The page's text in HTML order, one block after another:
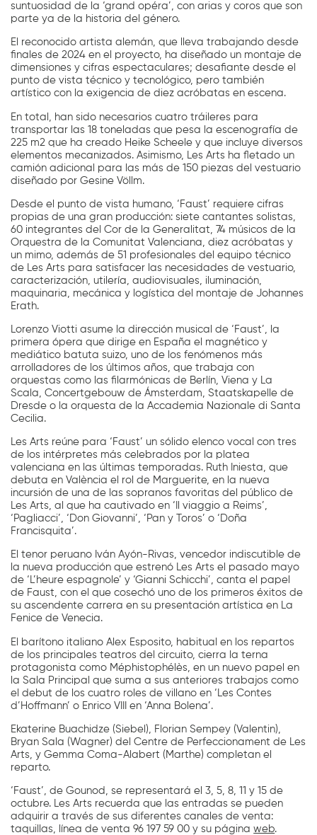
suntuosidad de la ‘grand opéra’, con arias y coros que son
parte ya de la historia del género.
El reconocido artista alemán, que lleva trabajando desde
finales de 2024 en el proyecto, ha diseñado un montaje de
dimensiones y cifras espectaculares; desafiante desde el
punto de vista técnico y tecnológico, pero también
artístico con la exigencia de diez acróbatas en escena.
En total, han sido necesarios cuatro tráileres para
transportar las 18 toneladas que pesa la escenografía de
225 m2 que ha creado Heike Scheele y que incluye diversos
elementos mecanizados. Asimismo, Les Arts ha fletado un
camión adicional para las más de 150 piezas del vestuario
diseñado por Gesine Völlm.
Desde el punto de vista humano, ‘Faust’ requiere cifras
propias de una gran producción: siete cantantes solistas,
60 integrantes del Cor de la Generalitat, 74 músicos de la
Orquestra de la Comunitat Valenciana, diez acróbatas y
un mimo, además de 51 profesionales del equipo técnico
de Les Arts para satisfacer las necesidades de vestuario,
caracterización, utilería, audiovisuales, iluminación,
maquinaria, mecánica y logística del montaje de Johannes
Erath.
Lorenzo Viotti asume la dirección musical de ‘Faust’, la
primera ópera que dirige en España el magnético y
mediático batuta suizo, uno de los fenómenos más
arrolladores de los últimos años, que trabaja con
orquestas como las filarmónicas de Berlín, Viena y La
Scala, Concertgebouw de Ámsterdam, Staatskapelle de
Dresde o la orquesta de la Accademia Nazionale di Santa
Cecilia.
Les Arts reúne para ‘Faust’ un sólido elenco vocal con tres
de los intérpretes más celebrados por la platea
valenciana en las últimas temporadas. Ruth Iniesta, que
debuta en València el rol de Marguerite, en la nueva
incursión de una de las sopranos favoritas del público de
Les Arts, al que ha cautivado en ‘Il viaggio a Reims’,
‘Pagliacci’, ‘Don Giovanni’, ‘Pan y Toros’ o ‘Doña
Francisquita’.
El tenor peruano Iván Ayón-Rivas, vencedor indiscutible de
la nueva producción que estrenó Les Arts el pasado mayo
de ‘L’heure espagnole’ y ‘Gianni Schicchi’, canta el papel
de Faust, con el que cosechó uno de los primeros éxitos de
su ascendente carrera en su presentación artística en La
Fenice de Venecia.
El barítono italiano Alex Esposito, habitual en los repartos
de los principales teatros del circuito, cierra la terna
protagonista como Méphistophélès, en un nuevo papel en
la Sala Principal que suma a sus anteriores trabajos como
el debut de los cuatro roles de villano en ‘Les Contes
d’Hoffmann’ o Enrico VIII en ‘Anna Bolena’.
Ekaterine Buachidze (Siebel), Florian Sempey (Valentin),
Bryan Sala (Wagner) del Centre de Perfeccionament de Les
Arts, y Gemma Coma-Alabert (Marthe) completan el
reparto.
‘Faust’, de Gounod, se representará el 3, 5, 8, 11 y 15 de
octubre. Les Arts recuerda que las entradas se pueden
adquirir a través de sus diferentes canales de venta:
taquillas, línea de venta 96 197 59 00 y su páginaweb.